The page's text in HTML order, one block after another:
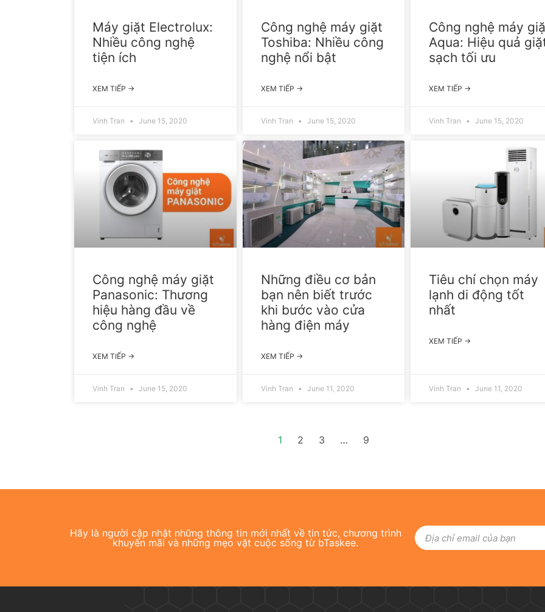
Máy giặt Electrolux:
Nhiều công nghệ
tiện ích
XEM TIẾP →
Vinh Tran June 15, 2020
Công nghệ máy giặt
Toshiba: Nhiều công
nghệ nổi bật
XEM TIẾP →
Vinh Tran June 15, 2020
Công nghệ máy
Aqua: Hiệu quả
sạch tối ưu
XEM TIẾP →
Vinh Tran June 15, 2020
Công nghệ máy giặt
Panasonic: Thương
hiệu hàng đầu về
công nghệ
XEM TIẾP →
Vinh Tran June 15, 2020
Những điều cơ bản
bạn nên biết trước
khi bước vào cửa
hàng điện máy
XEM TIẾP →
Vinh Tran June 11, 2020
Tiêu chí chọn máy
lạnh di động tốt
nhất
XEM TIẾP →
Vinh Tran June 11, 2020
1 2 3 … 9
Hãy là người cập nhật những thông tin mới nhất về tin tức, chương trình
khuyến mãi và những mẹo vặt cuộc sống từ bTaskee.